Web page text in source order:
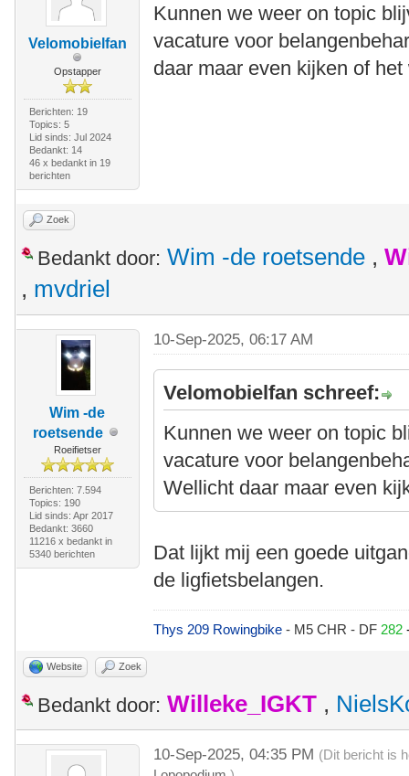
Velomobielfan
Opstapper
Berichten: 19
Topics: 5
Lid sinds: Jul 2024
Bedankt: 14
46 x bedankt in 19
berichten
Kunnen we weer on topic
vacature voor
daar maar even kijken of
Zoek
Bedankt door: Wim -de roetsende ,
, mvdriel
Wim -de
roetsende
Roeifietser
Berichten: 7.594
Topics: 190
Lid sinds: Apr 2017
Bedankt: 3660
11216 x bedankt in
5340 berichten
10-Sep-2025, 06:17 AM
Velomobielfan schreef:
Kunnen we weer on topic
vacature voor
Wellicht daar maar even
Dat lijkt mij een goede
de ligfietsbelangen.
Thys 209 Rowingbike- M5 CHR - DF 282
Website Zoek
Bedankt door: Willeke_IGKT ,
10-Sep-2025, 04:35 PM (Dit bericht is